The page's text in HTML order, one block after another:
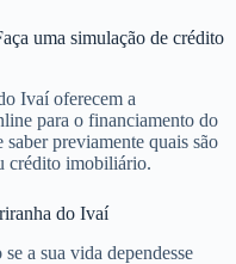
uma simulação de crédito
Ivaí oferecem a
para o financiamento do
previamente quais são
crédito imobiliário.
do Ivaí
a sua vida dependesse